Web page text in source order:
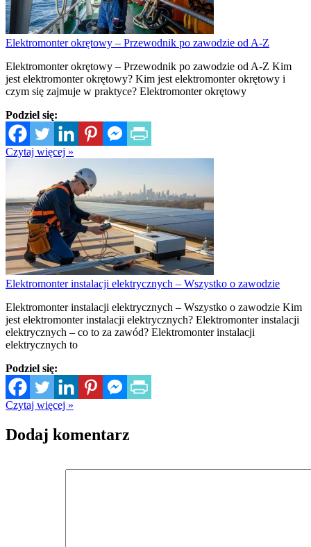
Elektromonter okrętowy – Przewodnik po zawodzie od A-Z
Elektromonter okrętowy – Przewodnik po zawodzie od A-Z Kim
jest elektromonter okrętowy? Kim jest elektromonter okrętowy i
czym się zajmuje w praktyce? Elektromonter okrętowy
Podziel się:
Czytaj więcej »
Elektromonter instalacji elektrycznych – Wszystko o zawodzie
Elektromonter instalacji elektrycznych – Wszystko o zawodzie Kim
jest elektromonter instalacji elektrycznych? Elektromonter instalacji
elektrycznych – co to za zawód? Elektromonter instalacji
elektrycznych to
Podziel się:
Czytaj więcej »
Dodaj komentarz